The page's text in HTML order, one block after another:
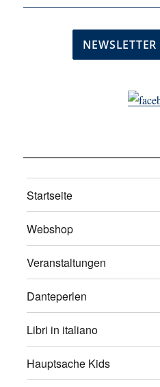
Startseite
Webshop
Veranstaltungen
Danteperlen
Libri in italiano
Hauptsache Kids